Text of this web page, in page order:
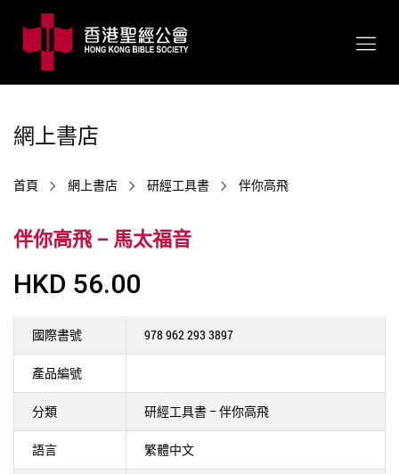
網上書店
首頁 網上書店 研經工具書 伴你高飛
伴你高飛 – 馬太福音
HKD 56.00
國際書號 978 962 293 3897
產品編號
分類 研經工具書 – 伴你高飛
語言 繁體中文